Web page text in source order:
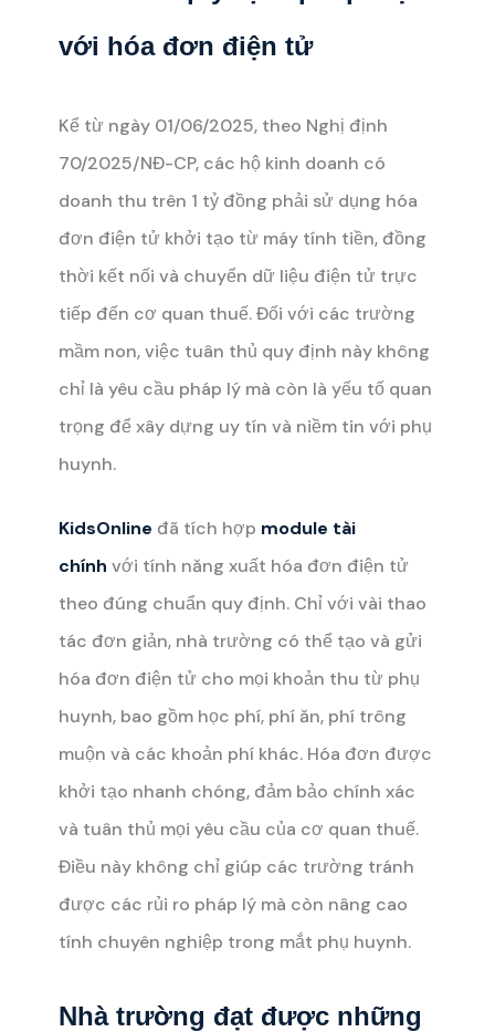
với hóa đơn điện tử
Kể từ ngày 01/06/2025, theo Nghị định
70/2025/NĐ-CP, các hộ kinh doanh có
doanh thu trên 1 tỷ đồng phải sử dụng hóa
đơn điện tử khởi tạo từ máy tính tiền, đồng
thời kết nối và chuyển dữ liệu điện tử trực
tiếp đến cơ quan thuế. Đối với các trường
mầm non, việc tuân thủ quy định này không
chỉ là yêu cầu pháp lý mà còn là yếu tố quan
trọng để xây dựng uy tín và niềm tin với phụ
huynh.
KidsOnline đã tích hợp module tài
chính với tính năng xuất hóa đơn điện tử
theo đúng chuẩn quy định. Chỉ với vài thao
tác đơn giản, nhà trường có thể tạo và gửi
hóa đơn điện tử cho mọi khoản thu từ phụ
huynh, bao gồm học phí, phí ăn, phí trông
muộn và các khoản phí khác. Hóa đơn được
khởi tạo nhanh chóng, đảm bảo chính xác
và tuân thủ mọi yêu cầu của cơ quan thuế.
Điều này không chỉ giúp các trường tránh
được các rủi ro pháp lý mà còn nâng cao
tính chuyên nghiệp trong mắt phụ huynh.
Nhà trường đạt được những